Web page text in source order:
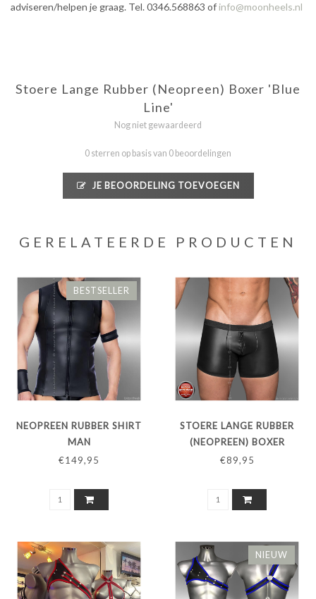
adviseren/helpen je graag. Tel. 0346.568863 of info@moonheels.nl
Stoere Lange Rubber (Neopreen) Boxer 'Blue
Line'
Nog niet gewaardeerd
0 sterren op basis van 0 beoordelingen
JE BEOORDELING TOEVOEGEN
GERELATEERDE PRODUCTEN
BESTSELLER
NEOPREEN RUBBER SHIRT
MAN
€149,95
STOERE LANGE RUBBER
(NEOPREEN) BOXER
€89,95
NIEUW